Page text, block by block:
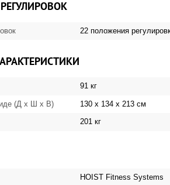
22 положения
91 кг
(Д х Ш х В) 130 х 134 х 213 см
201 кг
HOIST Fitness Systems